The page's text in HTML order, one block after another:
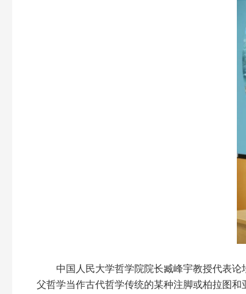
中国人民大学哲学院院长臧峰宇教授代表
父哲学当作古代哲学传统的某种注脚或柏拉图